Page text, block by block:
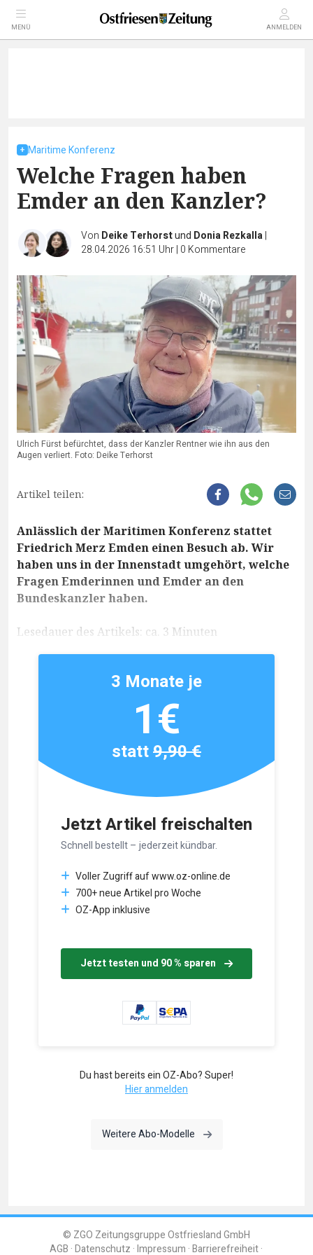
MENÜ ANMELDEN
Maritime Konferenz
Welche Fragen haben
Emder an den Kanzler?
Von Deike Terhorstund Donia Rezkalla|
28.04.2026 16:51 Uhr| 0 Kommentare
Ulrich Fürst befürchtet, dass der Kanzler Rentner wie ihn aus den
Augen verliert. Foto: Deike Terhorst
Artikel teilen:
Anlässlich der Maritimen Konferenz stattet
Friedrich Merz Emden einen Besuch ab. Wir
haben uns in der Innenstadt umgehört, welche
Fragen Emderinnen und Emder an den
Bundeskanzler haben.
Lesedauer des Artikels: ca. 3 Minuten
Jetzt Artikel freischalten
Schnell bestellt – jederzeit kündbar.
Voller Zugriff auf www.oz-online.de
700+ neue Artikel pro Woche
OZ-App inklusive
Jetzt testen und 90 % sparen
3 Monate je
1€
statt9,90 €
Du hast bereits ein OZ-Abo? Super!
Hier anmelden
Weitere Abo-Modelle
© ZGO Zeitungsgruppe Ostfriesland GmbH
AGB Datenschutz Impressum Barrierefreiheit